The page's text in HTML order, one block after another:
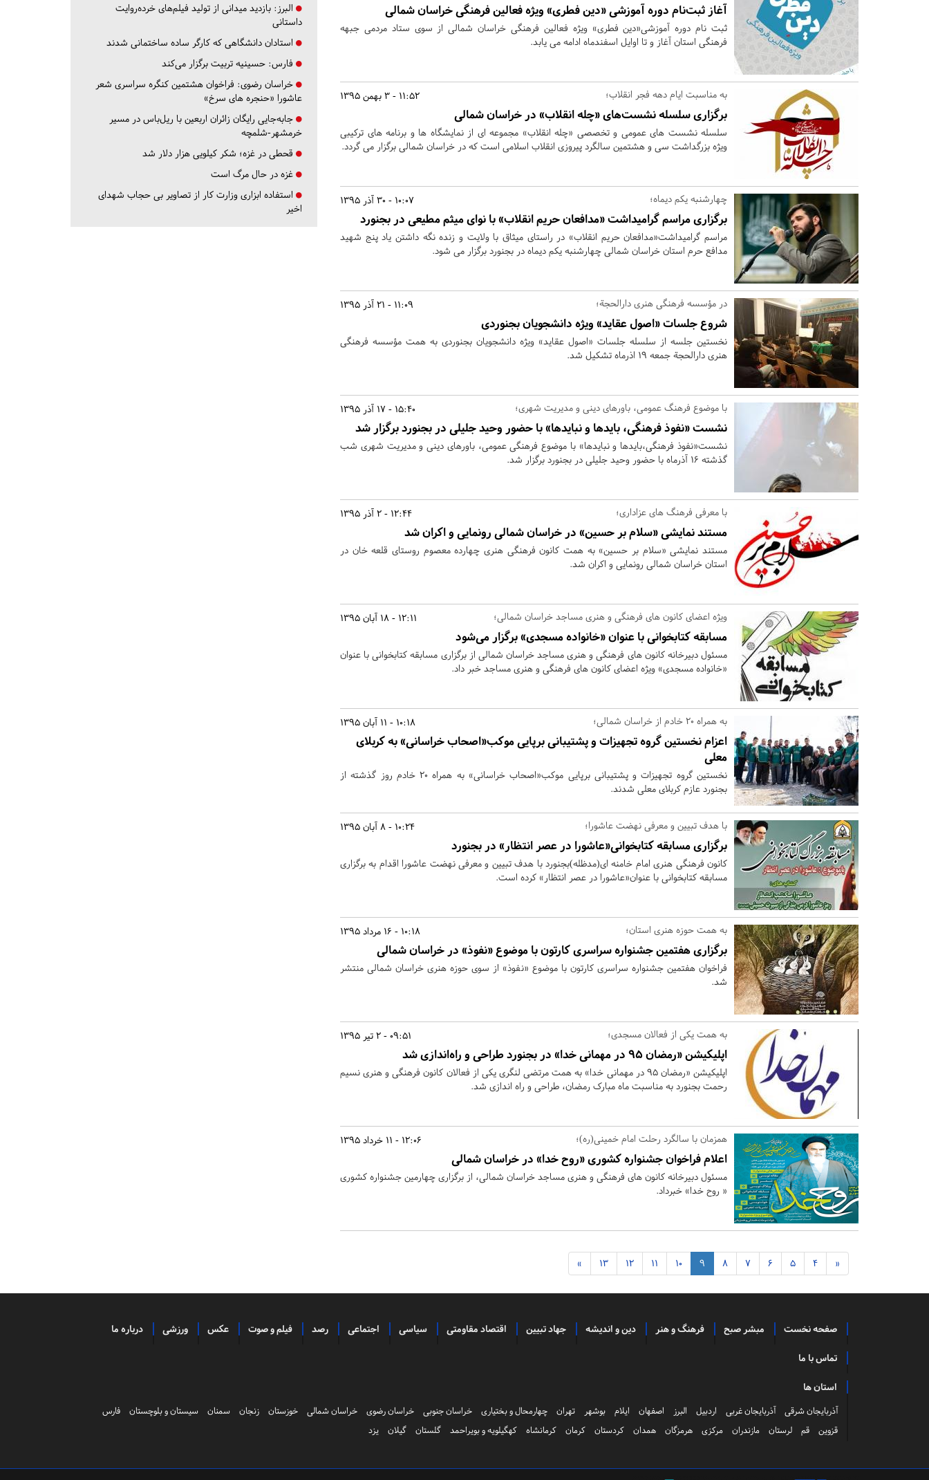
آغاز ثبت‌نام دوره آموزشی «دین فطری» ویژه فعالین فرهنگی خراسان شمالی
ثبت نام دوره آموزشی«دین فطری» ویژه فعالین فرهنگی خراسان شمالی از سوی ستاد مردمی جبهه
فرهنگی استان آغاز و تا اوایل اسفندماه ادامه می یابد.
11:52 - 3 بهمن 1395 به مناسبت ایام دهه فجر انقلاب؛
برگزاری سلسله نشست‌های «چله انقلاب» در خراسان شمالی
سلسله نشست های عمومی و تخصصی «چله انقلاب» مجموعه ای از نمایشگاه ها و برنامه های ترکیبی
ویژه بزرگداشت سی و هشتمین سالگرد پیروزی انقلاب اسلامی است که در خراسان شمالی برگزار می گردد.
10:07 - 30 آذر 1395 چهارشنبه یکم دیماه؛
برگزاری مراسم گرامیداشت «مدافعان حریم انقلاب» با نوای میثم مطیعی در بجنورد
مراسم گرامیداشت«مدافعان حریم انقلاب» در راستای میثاق با ولایت و زنده نگه داشتن یاد پنج شهید
مدافع حرم استان خراسان شمالی چهارشنبه یکم دیماه در بجنورد برگزار می شود.
11:09 - 21 آذر 1395 در مؤسسه فرهنگی هنری دارالحجة؛
شروع جلسات «اصول عقاید» ویژه دانشجویان بجنوردی
نخستین جلسه از سلسله جلسات «اصول عقاید» ویژه دانشجویان بجنوردی به همت مؤسسه فرهنگی
هنری دارالحجة جمعه 19 اذرماه تشکیل شد.
15:40 - 17 آذر 1395 با موضوع فرهنگ عمومی، باورهای دینی و مدیریت شهری؛
نشست «نفوذ فرهنگی، بایدها و نبایدها» با حضور وحید جلیلی در بجنورد برگزار شد
نشست«نفوذ فرهنگی،بایدها و نبایدها» با موضوع فرهنگی عمومی، باورهای دینی و مدیریت شهری شب
گذشته 16 آذرماه با حضور وحید جلیلی در بجنورد برگزار شد.
12:44 - 2 آذر 1395 با معرفی فرهنگ های عزاداری؛
مستند نمایشی «سلام بر حسین» در خراسان شمالی رونمایی و اکران شد
مستند نمایشی «سلام بر حسین» به همت کانون فرهنگی هنری چهارده معصوم روستای قلعه خان در
استان خراسان شمالی رونمایی و اکران شد.
12:11 - 18 آبان 1395 ویژه اعضای کانون های فرهنگی و هنری مساجد خراسان شمالی؛
مسابقه کتابخوانی با عنوان «خانواده مسجدی» برگزار می‌شود
مسئول دبیرخانه کانون های فرهنگی و هنری مساجد خراسان شمالی از برگزاری مسابقه کتابخوانی با عنوان
«خانواده مسجدی» ویژه اعضای کانون های فرهنگی و هنری مساجد خبر داد.
10:18 - 11 آبان 1395 به همراه 20 خادم از خراسان شمالی؛
اعزام نخستین گروه تجهیزات و پشتیبانی برپایی موکب«اصحاب خراسانی» به کربلای
معلی
نخستین گروه تجهیزات و پشتیبانی برپایی موکب«اصحاب خراسانی» به همراه 20 خادم روز گذشته از
بجنورد عازم کربلای معلی شدند.
10:24 - 8 آبان 1395 با هدف تبیین و معرفی نهضت عاشورا؛
برگزاری مسابقه کتابخوانی«عاشورا در عصر انتظار» در بجنورد
کانون فرهنگی هنری امام خامنه ای(مدظله)بجنورد با هدف تبیین و معرفی نهضت عاشورا اقدام به برگزاری
مسابقه کتابخوانی با عنوان«عاشورا در عصر انتظار» کرده است.
10:18 - 16 مرداد 1395 به همت حوزه هنری استان؛
برگزاری هفتمین جشنواره سراسری کارتون با موضوع «نفوذ» در خراسان شمالی
فراخوان هفتمین جشنواره سراسری کارتون با موضوع «نفوذ» از سوی حوزه هنری خراسان شمالی منتشر
شد.
09:51 - 2 تیر 1395 به همت یکی از فعالان مسجدی؛
اپلیکیشن «رمضان 95 در مهمانی خدا» در بجنورد طراحی و راه‌اندازی شد
اپلیکیشن «رمضان ۹۵ در مهمانی خدا» به همت مرتضی لنگری یکی از فعالان کانون فرهنگی و هنری نسیم
رحمت بجنورد به مناسبت ماه مبارک رمضان، طراحی و راه اندازی شد.
12:06 - 11 خرداد 1395 همزمان با سالگرد رحلت امام خمینی(ره)؛
اعلام فراخوان جشنواره کشوری «روح خدا» در خراسان شمالی
مسئول دبیرخانه کانون های فرهنگی و هنری مساجد خراسان شمالی، از برگزاری چهارمین جشنواره کشوری
« روح خدا» خبرداد.
«
4
5
6
7
8
9
10
11
12
13
»
البرز: بازدید میدانی از تولید فیلم‌های خرده‌روایت
داستانی
استادان دانشگاهی که کارگر ساده ساختمانی شدند
فارس: حسینیه تربیت برگزار می‌کند
خراسان رضوی: فراخوان هشتمین کنگره سراسری شعر
عاشورا «حنجره های سرخ»
جابه‌جایی رایگان زائران اربعین با ریل‌باس در مسیر
خرمشهر-شلمچه
قحطی در غزه؛ شکر کیلویی هزار دلار شد
غزه در حال مرگ است
استفاده ابزاری وزارت کار از تصاویر بی حجاب شهدای
اخیر
صفحه نخست مبشر صبح فرهنگ و هنر دین و اندیشه جهاد تبیین اقتصاد مقاومتی سیاسی اجتماعی رصد فیلم و صوت عکس ورزشی درباره ما
تماس با ما
استان ها
آذربایجان شرقی آذربایجان غربی اردبیل البرز اصفهان ایلام بوشهر تهران چهارمحال و بختیاری خراسان جنوبی خراسان رضوی خراسان شمالی خوزستان زنجان سمنان سیستان و بلوچستان
فارس
قزوین
قم لرستان مازندران مرکزی هرمزگان همدان کردستان کرمان کرمانشاه کهگیلویه و بویراحمد گلستان گیلان یزد